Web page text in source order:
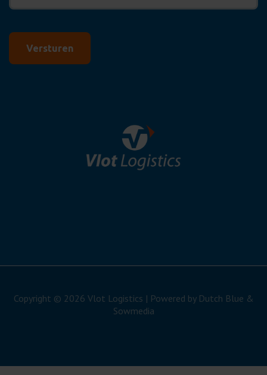
Copyright © 2026 Vlot Logistics | Powered by Dutch Blue &
Sowmedia